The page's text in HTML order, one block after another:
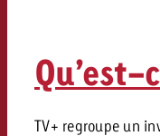
Qu’est-
TV+ regroupe un